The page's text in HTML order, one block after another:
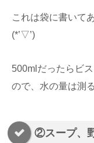
これは袋に書いて
(*’▽’)
500mlだったらビ
ので、水の量は測
②スープ、